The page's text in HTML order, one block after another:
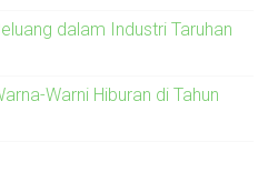
dalam Industri Taruhan
Warni Hiburan di Tahun